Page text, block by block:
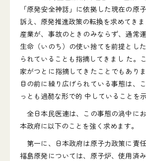
「原発安全神話」に依拠した現在の原
訴え、原発推進政策の転換を求めてき
産業が、事故のときのみならず、通常運
生命（いのち）の使い捨てを前提とし
られていることも指摘してきまし た。
家がつとに指摘してきたことでもありま
目の前に繰り広げられている事態は、
っとも過酷な形で的 中していることを
全日本民医連は、この事態の渦中に
本政府に以下のことを強く求めます。
第一に、日本政府は原子力政策に責任
福島原発については、原子炉、使用済